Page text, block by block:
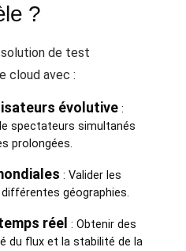
?
de test
cloud avec :
évolutive:
spectateurs simultanés
prolongées.
: Valider les
géographies.
réel : Obtenir des
du flux et la stabilité de la